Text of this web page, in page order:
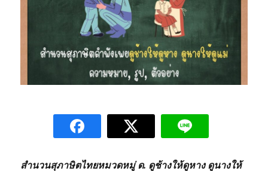
สำนวนสุภาษิตไทยหมวดหมู่ ด. ดูช้างให้ดูหาง ดูนางให้